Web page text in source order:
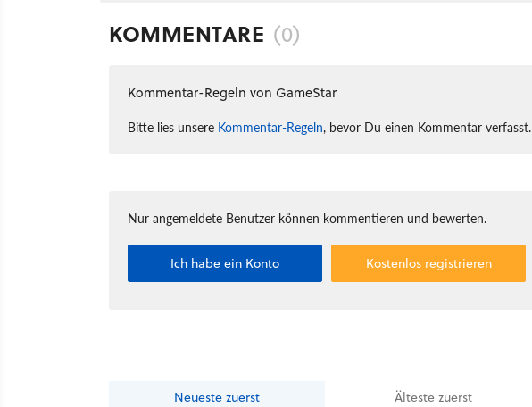
KOMMENTARE (0)
Kommentar-Regeln von GameStar
Bitte lies unsere Kommentar-Regeln, bevor Du einen Kommentar verfasst.
Nur angemeldete Benutzer können kommentieren und bewerten.
Ich habe ein Konto Kostenlos registrieren
Neueste zuerst Ältestezuerst